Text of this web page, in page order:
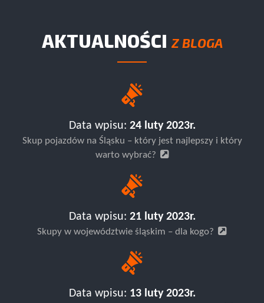
AKTUALNOŚCI Z BLOGA
Data wpisu: 24 luty 2023r.
Skup pojazdów na Śląsku – który jest najlepszy i który
warto wybrać?
Data wpisu: 21 luty 2023r.
Skupy w województwie śląskim – dla kogo?
Data wpisu: 13 luty 2023r.